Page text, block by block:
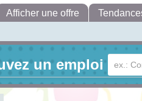
Afficher une offre
un emploi